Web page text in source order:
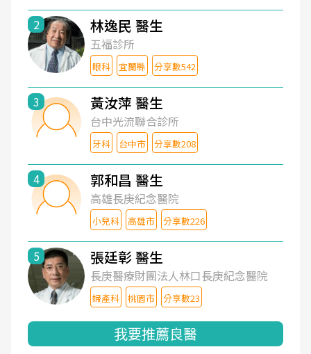
2 林逸民 醫生
五福診所
眼科 宜蘭縣 分享數542
3 黃汝萍 醫生
台中光流聯合診所
牙科 台中市 分享數208
4 郭和昌 醫生
高雄長庚紀念醫院
小兒科 高雄市 分享數226
5 張廷彰 醫生
長庚醫療財團法人林口長庚紀念醫院
婦產科 桃園市 分享數23
我要推薦良醫